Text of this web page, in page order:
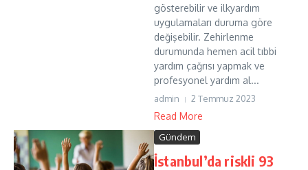
gösterebilir ve ilkyardım
uygulamaları duruma göre
değişebilir. Zehirlenme
durumunda hemen acil tıbbi
yardım çağrısı yapmak ve
profesyonel yardım al...
admin 2 Temmuz 2023
Read More
Gündem
İstanbul’da riskli 93